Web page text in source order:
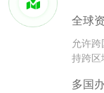
全球
允许
持跨区
多国